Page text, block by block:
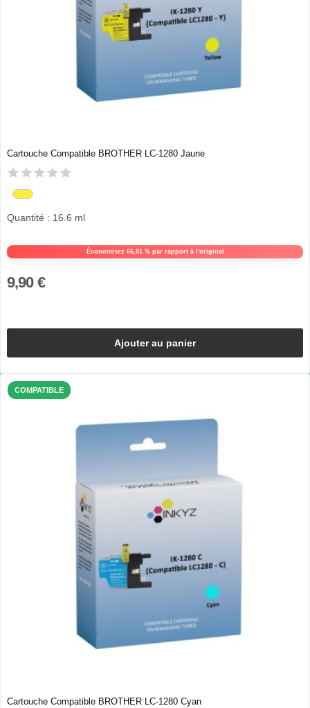
Cartouche Compatible BROTHER LC-1280 Jaune
Économisez 66,81 % par rapport à l'original
Quantité : 16.6 ml
9,90 €
Ajouter au panier
COMPATIBLE
Cartouche Compatible BROTHER LC-1280 Cyan